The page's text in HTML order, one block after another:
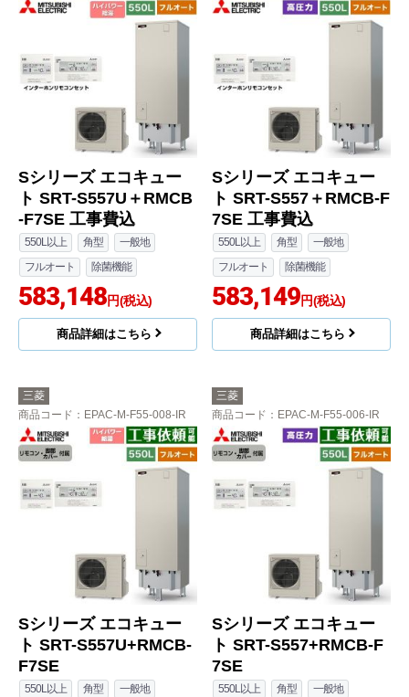
Sシリーズ エコキュー
ト SRT-S557U＋RMCB
-F7SE 工事費込
550L以上 角型
一般地
フルオート
除菌機能
583,148円(税込)
商品詳細はこちら
Sシリーズ エコキュー
ト SRT-S557＋RMCB-F
7SE 工事費込
550L以上 角型
一般地
フルオート
除菌機能
583,149円(税込)
商品詳細はこちら
三菱
商品コード ：EPAC-M-F55-008-IR
Sシリーズ エコキュー
ト SRT-S557U+RMCB-
F7SE
550L以上 角型
一般地
三菱
商品コード ：EPAC-M-F55-006-IR
Sシリーズ エコキュー
ト SRT-S557+RMCB-F
7SE
550L以上 角型
一般地